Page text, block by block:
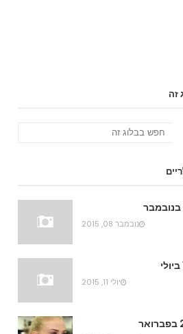
זה
נובמבר 08, 2015
יולי 11, 2015